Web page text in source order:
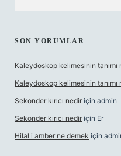
SON YORUMLAR
Kaleydoskop kelimesinin tanımı
Kaleydoskop kelimesinin tanımı
Sekonder kırıcı nedir için admin
Sekonder kırıcı nedir için Er
Hilal i amber ne demek için